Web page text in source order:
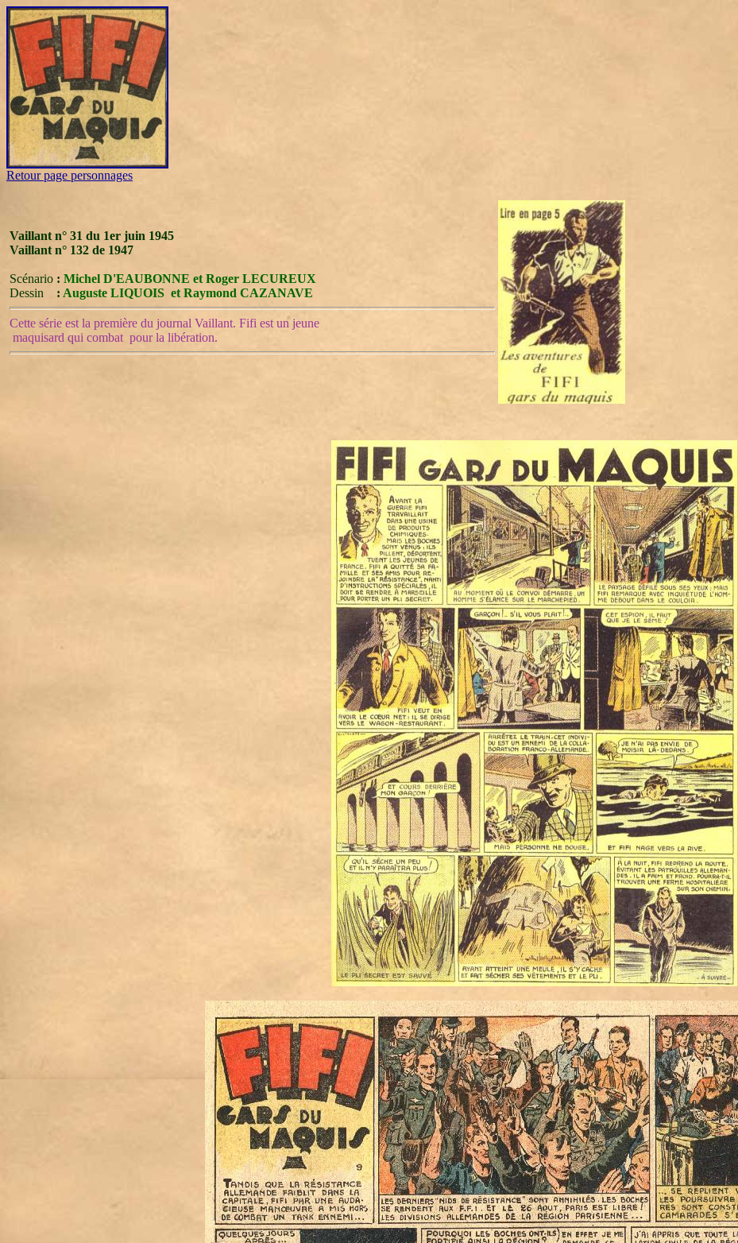
Retour page personnages
Vaillant n° 31 du 1er juin 1945
Vaillant n° 132 de 1947
Scénario : Michel D'EAUBONNE et Roger LECUREUX
Dessin : Auguste LIQUOIS et Raymond CAZANAVE
Cette série est la première du journal Vaillant. Fifi est un jeune
maquisard qui combat pour la libération.